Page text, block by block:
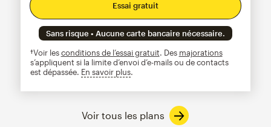
Essai gratuit
Sans risque • Aucune carte bancaire nécessaire.
†Voir lesconditions de l’essai gratuit. Des majorations
s’appliquent si la limite d’envoi d’e-mails ou de contacts
est dépassée. En savoir plusinfobulle
Voir tous les plans